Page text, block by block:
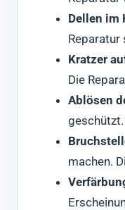
Dellen im
Kratzer
Die
Ablösen
machen.